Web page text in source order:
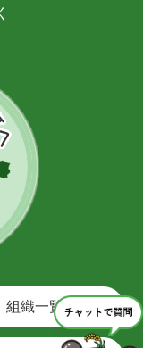
組織一覧